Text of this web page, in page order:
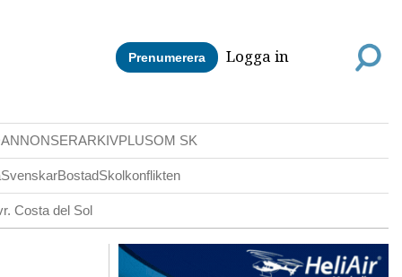
Prenumerera Logga in
ARKIVPLUSOM SK
SvenskarBostadSkolkonflikten
Costa del Sol